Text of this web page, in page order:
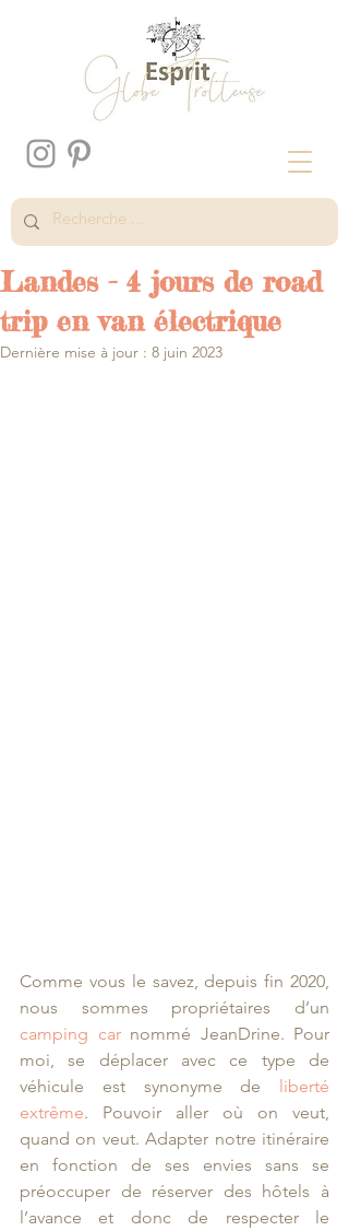
Landes - 4 jours de road
trip en van électrique
Dernière mise à jour : 8 juin 2023
Comme vous le savez, depuis fin 2020,
camping car nommé JeanDrine. Pour
moi, se déplacer avec ce type de
véhicule est synonyme de liberté
extrême. Pouvoir aller où on veut,
quand on veut. Adapter notre itinéraire
en fonction de ses envies sans se
préoccuper de réserver des hôtels à
l’avance et donc de respecter le